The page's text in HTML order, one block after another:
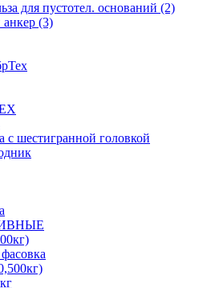
для пустотел. оснований (2)
(3)
с шестигранной головкой